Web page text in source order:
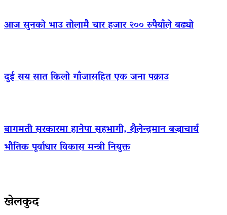
आज सुनको भाउ तोलामै चार हजार २०० रुपैयाँले बढ्यो
दुई सय सात किलो गाँजासहित एक जना पक्राउ
बागमती सरकारमा हानेपा सहभागी, शैलेन्द्रमान बज्राचार्य
भौतिक पूर्वाधार विकास मन्त्री नियुक्त
खेलकुद